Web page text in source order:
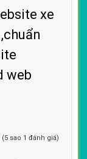
xe
web
(5 sao 1 đánh giá)